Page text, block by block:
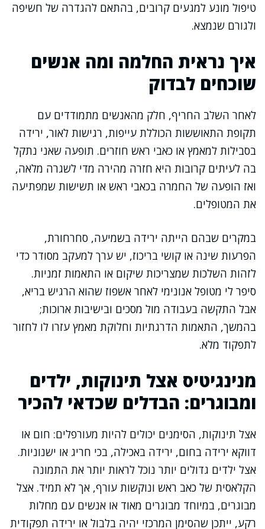
טיפול מונע למגעים קרובים, בהתאם להגדרה של חשיפה
ולגורם שנמצא.
איך נראית החלמה ומה אנשים
שוכחים לבדוק
לאחר השלב החריף, חלק מהאנשים מתמודדים עם
תקופת התאוששות הכוללת עייפות, רגישות לאור, ירידה
בסבילות למאמץ או כאבי ראש חוזרים. תופעה שאני נתקל
בה לעיתים קרובות היא חזרה מהירה מדי לשגרה מלאה,
ואז הופעה של החמרה בכאבי ראש או תשישות שמפתיעה
את המטופלים.
במקרים שבהם הייתה ירידה בשמיעה, סחרחורת,
הפרעות שינה או קושי בריכוז, יש ערך למעקב מסודר כדי
לזהות השלכות שמצריכות שיקום או התאמות זמניות.
סיפר לי מטופל אנונימי לאחר אשפוז שהוא הרגיש בריא,
אבל התקשה בעבודה מול מסכים ובישיבות ארוכות;
בהמשך, התאמות הדרגתיות וחלוקת מאמץ עזרו לו לחזור
לתפקוד מלא.
מנינגיטיס אצל תינוקות, ילדים
ומבוגרים: הבדלים שכדאי להכיר
אצל תינוקות, הסימנים יכולים להיות מעורפלים: חום או
דווקא ירידה בחום, ירידה באכילה, בכי חריג או ישנוניות.
אצל ילדים גדולים יותר נוכל לראות יותר את התמונה
הקלאסית של כאב ראש ונוקשות עורף, אך לא תמיד. אצל
מבוגרים, במיוחד מבוגרים מאוד או אנשים עם מחלות
רקע, ייתכן שהסימן המרכזי יהיה בלבול או ירידה תפקודית